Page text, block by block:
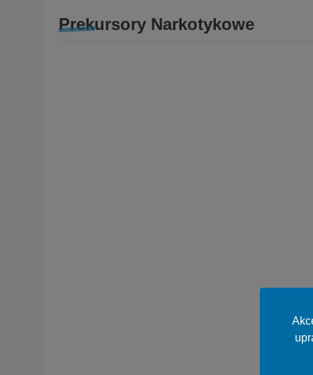
Prekursory Narkotykowe